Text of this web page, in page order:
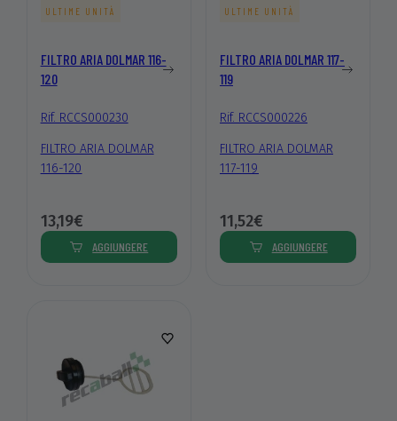
ULTIME UNITÀ
FILTRO ARIA DOLMAR 116-
120
Rif. RCCS000230
FILTRO ARIA DOLMAR
116-120
13,19€
AGGIUNGERE
ULTIME UNITÀ
FILTRO ARIA DOLMAR 117-
119
Rif. RCCS000226
FILTRO ARIA DOLMAR
117-119
11,52€
AGGIUNGERE